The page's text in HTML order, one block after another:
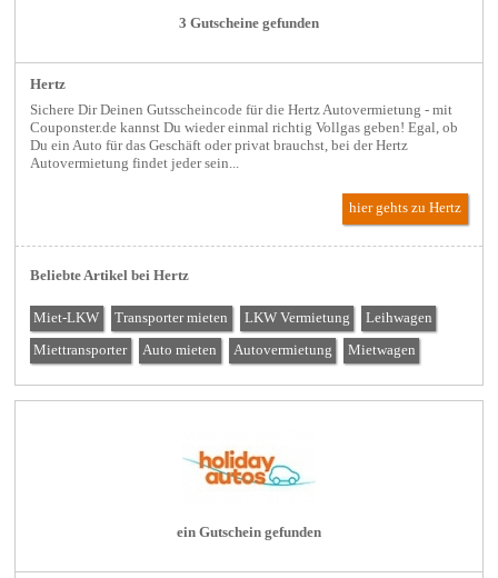
3 Gutscheine gefunden
Hertz
Sichere Dir Deinen Gutsscheincode für die Hertz Autovermietung - mit
Couponster.de kannst Du wieder einmal richtig Vollgas geben! Egal, ob
Du ein Auto für das Geschäft oder privat brauchst, bei der Hertz
Autovermietung findet jeder sein...
hier gehts zu Hertz
Beliebte Artikel bei Hertz
Miet-LKW Transporter mieten LKW Vermietung Leihwagen
Miettransporter Auto mieten Autovermietung Mietwagen
ein Gutschein gefunden